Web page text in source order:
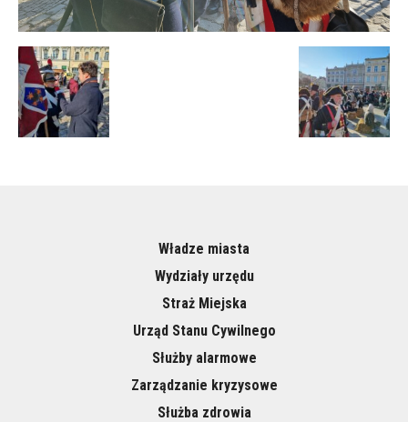
Władze miasta
Wydziały urzędu
Straż Miejska
Urząd Stanu Cywilnego
Służby alarmowe
Zarządzanie kryzysowe
Służba zdrowia